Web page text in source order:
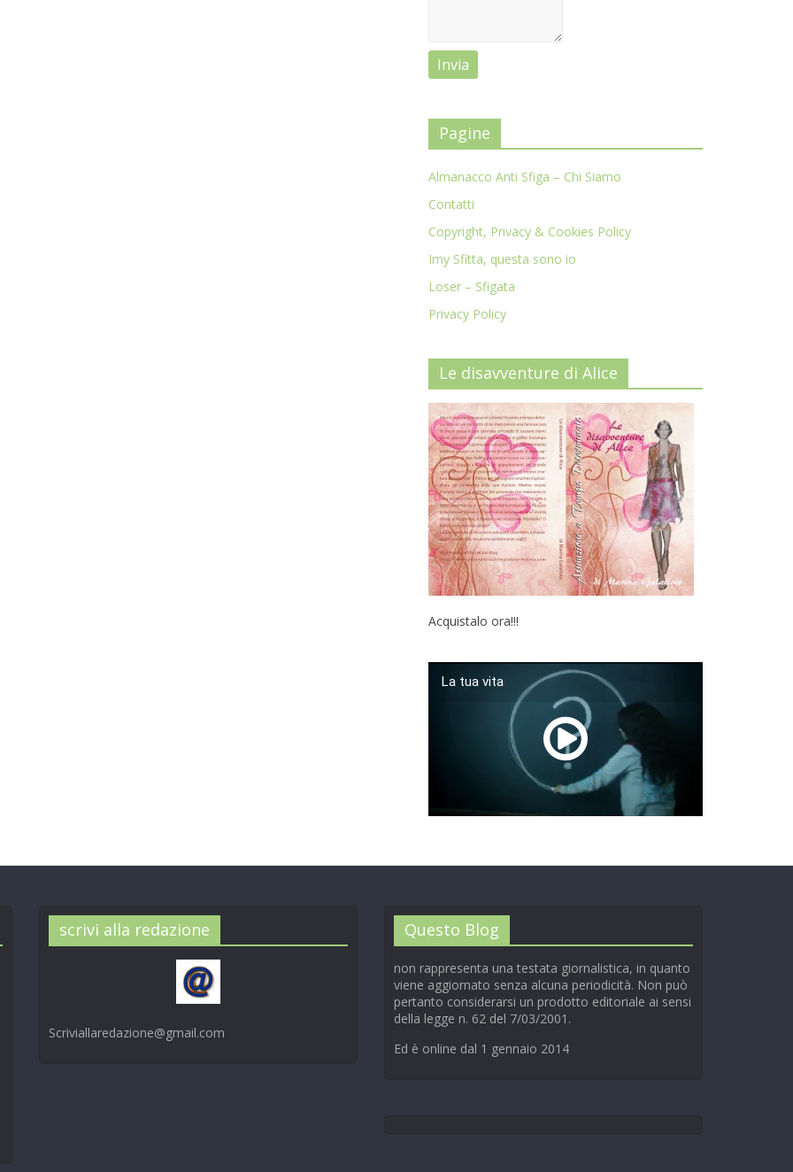
Pagine
Almanacco Anti Sfiga – Chi Siamo
Contatti
Copyright, Privacy & Cookies Policy
Imy Sfitta, questa sono io
Loser – Sfigata
Privacy Policy
Le disavventure di Alice
Acquistalo ora!!!
La tua vita
01:04
scrivi alla redazione
Scriviallaredazione@gmail.com
Questo Blog
non rappresenta una testata giornalistica, in quanto
viene aggiornato senza alcuna periodicità. Non può
pertanto considerarsi un prodotto editoriale ai sensi
della legge n. 62 del 7/03/2001.
Ed è online dal 1 gennaio 2014